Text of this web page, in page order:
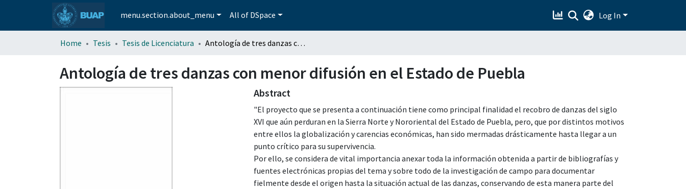
menu.section.about_menu All of DSpace Log In
Home Tesis Tesis de Licenciatura Antología de tres danzas con menor difusión en el Estado de Puebla
Antología de tres danzas con menor difusión en el Estado de Puebla
Abstract
"El proyecto que se presenta a continuación tiene como principal finalidad el recobro de danzas del siglo
XVI que aún perduran en la Sierra Norte y Nororiental del Estado de Puebla, pero, que por distintos motivos
entre ellos la globalización y carencias económicas, han sido mermadas drásticamente hasta llegar a un
punto crítico para su supervivencia.
Por ello, se considera de vital importancia anexar toda la información obtenida a partir de bibliografías y
fuentes electrónicas propias del tema y sobre todo de la investigación de campo para documentar
fielmente desde el origen hasta la situación actual de las danzas, conservando de esta manera parte del